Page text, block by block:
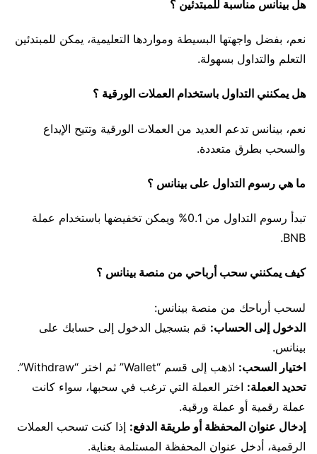
هل بينانس مناسبة للمبتدئين ؟
نعم، بفضل واجهتها البسيطة ومواردها التعليمية، يمكن للمبتدئين
التعلم والتداول بسهولة.
هل يمكنني التداول باستخدام العملات الورقية ؟
نعم، بينانس تدعم العديد من العملات الورقية وتتيح الإيداع
والسحب بطرق متعددة.
ما هي رسوم التداول على بينانس ؟
تبدأ رسوم التداول من 0.1% ويمكن تخفيضها باستخدام عملة
BNB.
كيف يمكنني سحب أرباحي من منصة بينانس ؟
لسحب أرباحك من منصة بينانس:
الدخول إلى الحساب: قم بتسجيل الدخول إلى حسابك على
بينانس.
اختيار السحب: اذهب إلى قسم “Wallet” ثم اختر “Withdraw”.
تحديد العملة: اختر العملة التي ترغب في سحبها، سواء كانت
عملة رقمية أو عملة ورقية.
إدخال عنوان المحفظة أو طريقة الدفع: إذا كنت تسحب العملات
الرقمية، أدخل عنوان المحفظة المستلمة بعناية.